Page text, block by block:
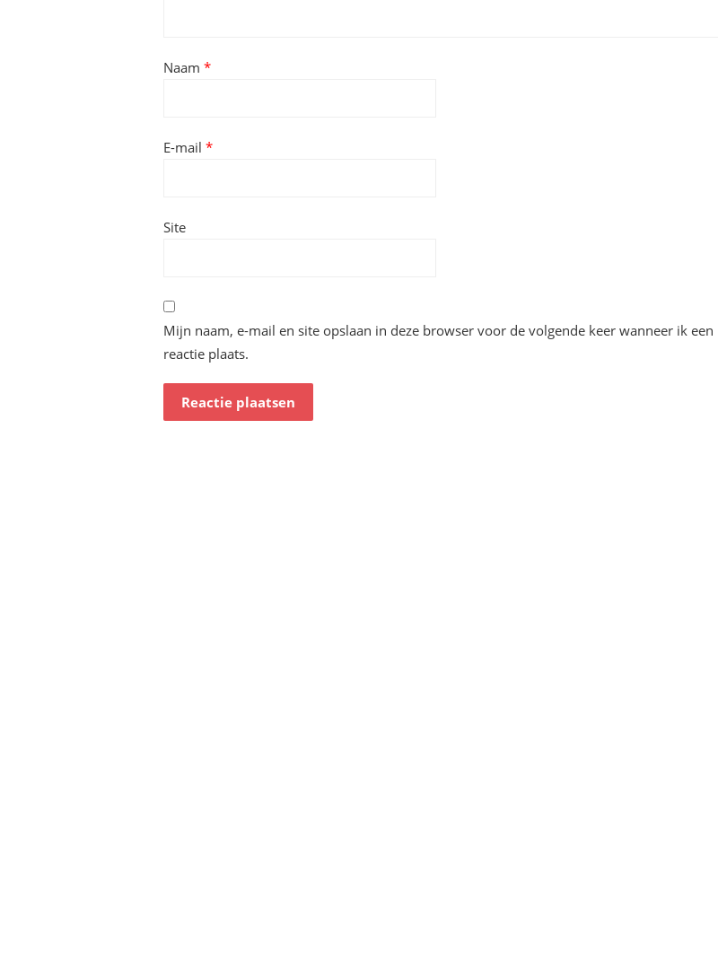
Naam *
E-mail *
Site
Mijn naam, e-mail en site opslaan in deze browser voor de volgende keer wanneer ik een
reactie plaats.